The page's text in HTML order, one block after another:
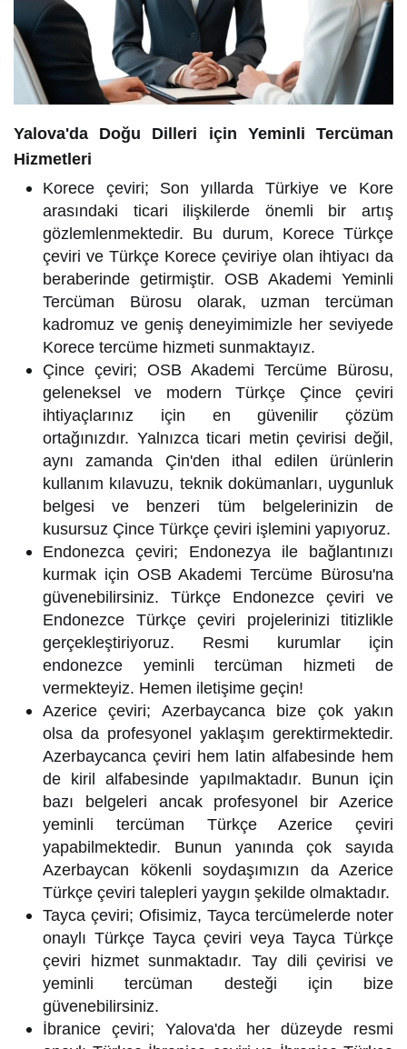
Yalova'da Doğu Dilleri için Yeminli Tercüman
Hizmetleri
Korece çeviri; Son yıllarda Türkiye ve Kore
arasındaki ticari ilişkilerde önemli bir artış
gözlemlenmektedir. Bu durum, Korece Türkçe
çeviri ve Türkçe Korece çeviriye olan ihtiyacı da
beraberinde getirmiştir. OSB Akademi Yeminli
Tercüman Bürosu olarak, uzman tercüman
kadromuz ve geniş deneyimimizle her seviyede
Korece tercüme hizmeti sunmaktayız.
Çince çeviri; OSB Akademi Tercüme Bürosu,
geleneksel ve modern Türkçe Çince çeviri
ihtiyaçlarınız için en güvenilir çözüm
ortağınızdır. Yalnızca ticari metin çevirisi değil,
aynı zamanda Çin'den ithal edilen ürünlerin
kullanım kılavuzu, teknik dokümanları, uygunluk
belgesi ve benzeri tüm belgelerinizin de
kusursuz Çince Türkçe çeviri işlemini yapıyoruz.
Endonezca çeviri; Endonezya ile bağlantınızı
kurmak için OSB Akademi Tercüme Bürosu'na
güvenebilirsiniz. Türkçe Endonezce çeviri ve
Endonezce Türkçe çeviri projelerinizi titizlikle
gerçekleştiriyoruz. Resmi kurumlar için
endonezce yeminli tercüman hizmeti de
vermekteyiz. Hemen iletişime geçin!
Azerice çeviri; Azerbaycanca bize çok yakın
olsa da profesyonel yaklaşım gerektirmektedir.
Azerbaycanca çeviri hem latin alfabesinde hem
de kiril alfabesinde yapılmaktadır. Bunun için
bazı belgeleri ancak profesyonel bir Azerice
yeminli tercüman Türkçe Azerice çeviri
yapabilmektedir. Bunun yanında çok sayıda
Azerbaycan kökenli soydaşımızın da Azerice
Türkçe çeviri talepleri yaygın şekilde olmaktadır.
Tayca çeviri; Ofisimiz, Tayca tercümelerde noter
onaylı Türkçe Tayca çeviri veya Tayca Türkçe
çeviri hizmet sunmaktadır. Tay dili çevirisi ve
yeminli tercüman desteği için bize
güvenebilirsiniz.
İbranice çeviri; Yalova'da her düzeyde resmi